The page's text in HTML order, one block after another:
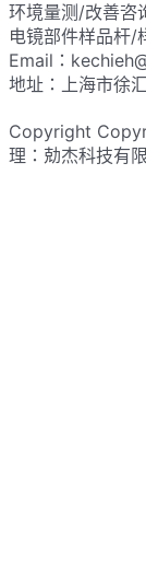
环境量测/改善咨
电镜部件样品杆/
Email：
地址：上海市徐
Copyright
理：勀杰科技有